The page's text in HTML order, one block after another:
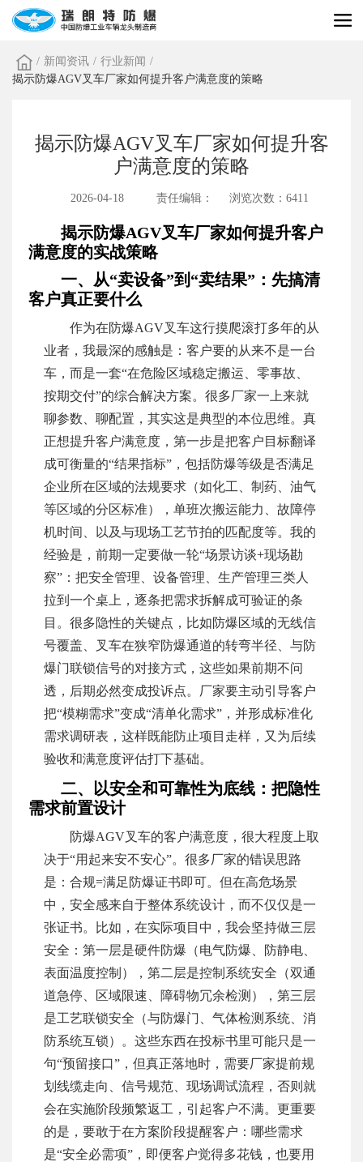
/ 新闻资讯 / 行业新闻 /
揭示防爆AGV叉车厂家如何提升客户满意度的策略
揭示防爆AGV叉车厂家如何提升客
户满意度的策略
2026-04-18 责任编辑： 浏览次数：6411
揭示防爆AGV叉车厂家如何提升客户
满意度的实战策略
一、从“卖设备”到“卖结果”：先搞清
客户真正要什么
作为在防爆AGV叉车这行摸爬滚打多年的从
业者，我最深的感触是：客户要的从来不是一台
车，而是一套“在危险区域稳定搬运、零事故、
按期交付”的综合解决方案。很多厂家一上来就
聊参数、聊配置，其实这是典型的本位思维。真
正想提升客户满意度，第一步是把客户目标翻译
成可衡量的“结果指标”，包括防爆等级是否满足
企业所在区域的法规要求（如化工、制药、油气
等区域的分区标准），单班次搬运能力、故障停
机时间、以及与现场工艺节拍的匹配度等。我的
经验是，前期一定要做一轮“场景访谈+现场勘
察”：把安全管理、设备管理、生产管理三类人
拉到一个桌上，逐条把需求拆解成可验证的条
目。很多隐性的关键点，比如防爆区域的无线信
号覆盖、叉车在狭窄防爆通道的转弯半径、与防
爆门联锁信号的对接方式，这些如果前期不问
透，后期必然变成投诉点。厂家要主动引导客户
把“模糊需求”变成“清单化需求”，并形成标准化
需求调研表，这样既能防止项目走样，又为后续
验收和满意度评估打下基础。
二、以安全和可靠性为底线：把隐性
需求前置设计
防爆AGV叉车的客户满意度，很大程度上取
决于“用起来安不安心”。很多厂家的错误思路
是：合规=满足防爆证书即可。但在高危场景
中，安全感来自于整体系统设计，而不仅仅是一
张证书。比如，在实际项目中，我会坚持做三层
安全：第一层是硬件防爆（电气防爆、防静电、
表面温度控制），第二层是控制系统安全（双通
道急停、区域限速、障碍物冗余检测），第三层
是工艺联锁安全（与防爆门、气体检测系统、消
防系统互锁）。这些东西在投标书里可能只是一
句“预留接口”，但真正落地时，需要厂家提前规
划线缆走向、信号规范、现场调试流程，否则就
会在实施阶段频繁返工，引起客户不满。更重要
的是，要敢于在方案阶段提醒客户：哪些需求
是“安全必需项”，即便客户觉得多花钱，也要用